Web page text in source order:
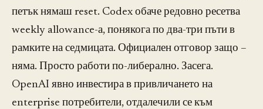
петък нямаш reset. Codex обаче редовно ресетва
weekly allowance-а, понякога по два-три пъти в
рамките на седмицата. Официален отговор защо –
няма. Просто работи по-либерално. Засега.
OpenAI явно инвестира в привличането на
enterprise потребители, отдалечили се към